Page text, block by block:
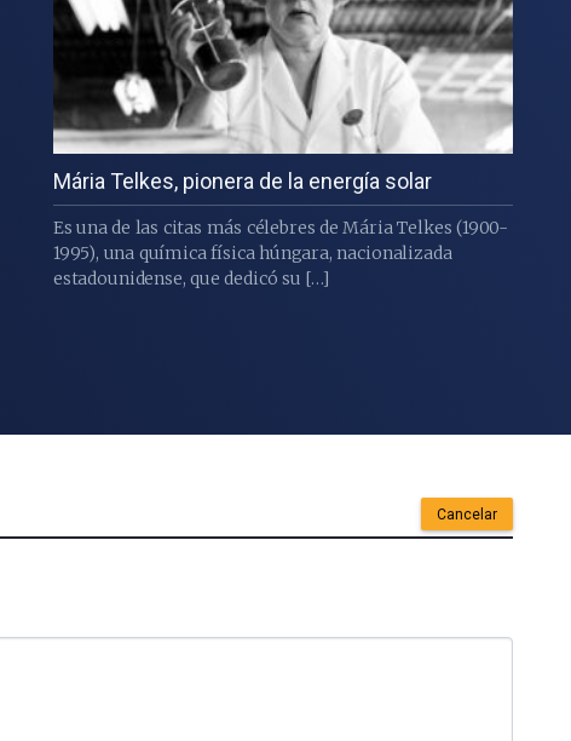
Mária Telkes, pionera de la energía solar
Es una de las citas más célebres de Mária Telkes (1900-
1995), una química física húngara, nacionalizada
estadounidense, que dedicó su […]
Cancelar